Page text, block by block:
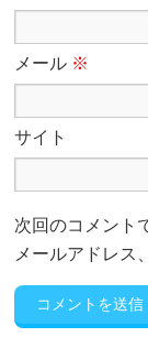
メール ※
サイト
次回のコメント
メールアドレス